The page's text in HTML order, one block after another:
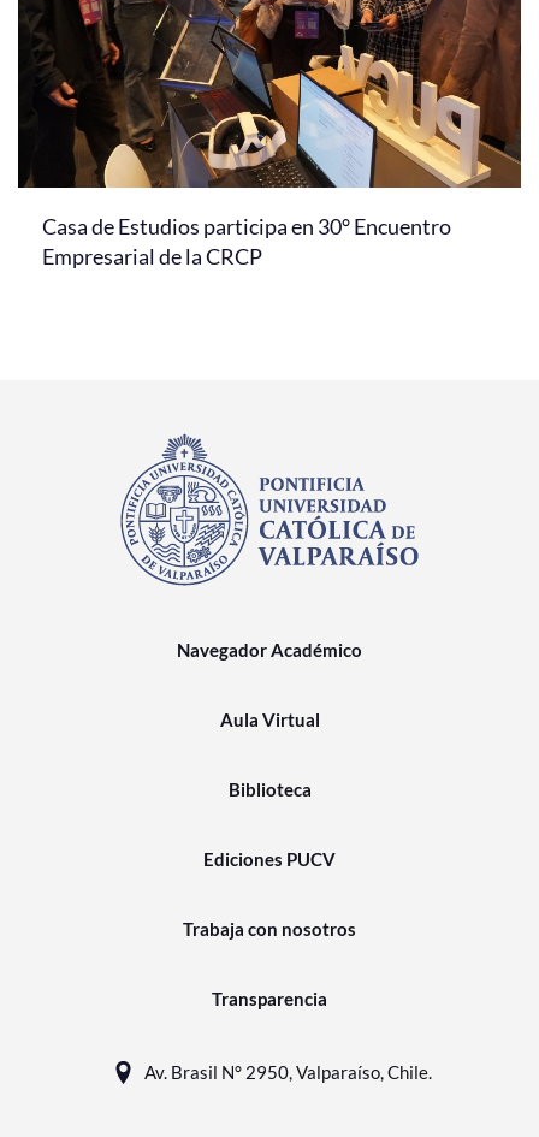
Casa de Estudios participa en 30° Encuentro
Empresarial de la CRCP
Navegador Académico
Aula Virtual
Biblioteca
Ediciones PUCV
Trabaja con nosotros
Transparencia
Av. Brasil N° 2950, Valparaíso, Chile.